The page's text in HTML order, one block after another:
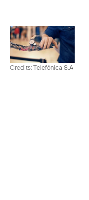
Credits: Telefónica S.A